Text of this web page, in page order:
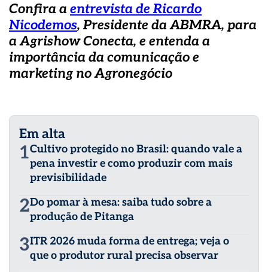
Confira a entrevista de Ricardo
Nicodemos, Presidente da ABMRA, para
a Agrishow Conecta, e entenda a
importância da comunicação e
marketing no Agronegócio
Em alta
1Cultivo protegido no Brasil: quando vale a
pena investir e como produzir com mais
previsibilidade
2Do pomar à mesa: saiba tudo sobre a
produção de Pitanga
3ITR 2026 muda forma de entrega; veja o
que o produtor rural precisa observar